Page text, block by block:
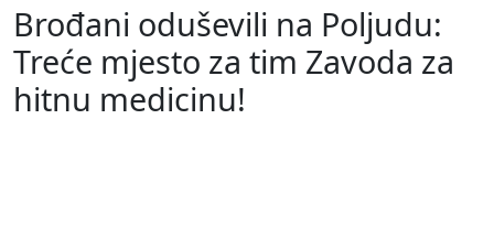
Brođani oduševili na Poljudu:
Treće mjesto za tim Zavoda za
hitnu medicinu!